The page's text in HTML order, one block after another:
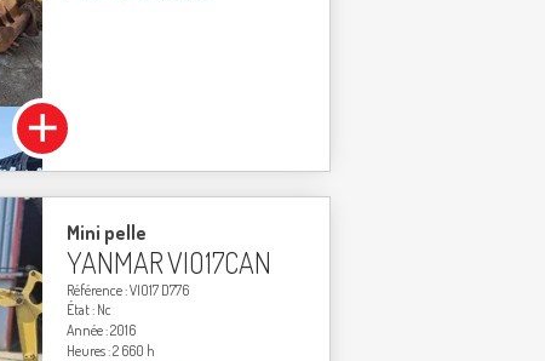
Mini pelle
YANMARVIO17CAN
Référence VIO17 D776
État Nc
Année 2016
Heures 2 660 h